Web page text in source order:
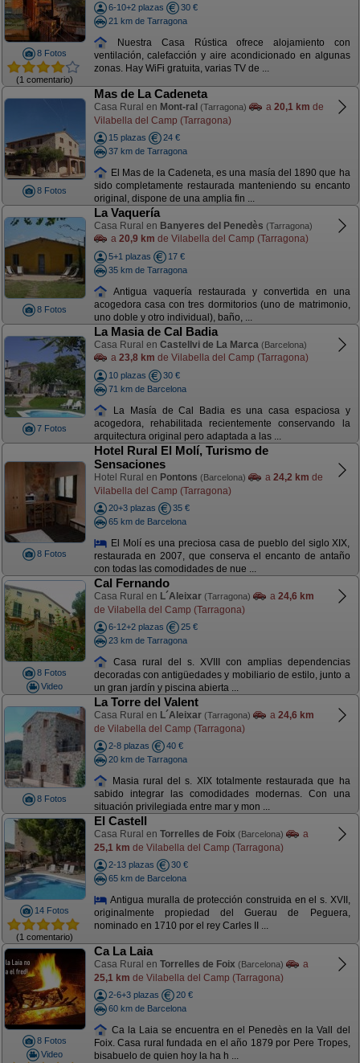
8 Fotos
(1 comentario)
6-10+2 plazas
30 €
21 km de Tarragona
Nuestra Casa Rústica ofrece alojamiento con
ventilación, calefacción y aire acondicionado en algunas
zonas. Hay WiFi gratuita, varias TV de ...
8 Fotos
Mas de La Cadeneta
Casa Rural en Mont-ral (Tarragona) a 20,1 km de
Vilabella del Camp (Tarragona)
15 plazas
24 €
37 km de Tarragona
El Mas de la Cadeneta, es una masía del 1890 que ha
sido completamente restaurada manteniendo su encanto
original, dispone de una amplia fin ...
8 Fotos
La Vaquería
Casa Rural en Banyeres del Penedès (Tarragona)
a 20,9 km de Vilabella del Camp (Tarragona)
5+1 plazas
17 €
35 km de Tarragona
Antigua vaquería restaurada y convertida en una
acogedora casa con tres dormitorios (uno de matrimonio,
uno doble y otro individual), baño, ...
7 Fotos
La Masia de Cal Badia
Casa Rural en Castellvi de La Marca (Barcelona)
a 23,8 km de Vilabella del Camp (Tarragona)
10 plazas
30 €
71 km de Barcelona
La Masía de Cal Badia es una casa espaciosa y
acogedora, rehabilitada recientemente conservando la
arquitectura original pero adaptada a las ...
8 Fotos
Hotel Rural El Molí, Turismo de
Sensaciones
Hotel Rural en Pontons (Barcelona) a 24,2 km de
Vilabella del Camp (Tarragona)
20+3 plazas
35 €
65 km de Barcelona
El Molí es una preciosa casa de pueblo del siglo XIX,
restaurada en 2007, que conserva el encanto de antaño
con todas las comodidades de nue ...
8 Fotos
Video
Cal Fernando
Casa Rural en L´Aleixar (Tarragona) a 24,6 km
de Vilabella del Camp (Tarragona)
6-12+2 plazas
25 €
23 km de Tarragona
Casa rural del s. XVIII con amplias dependencias
decoradas con antigüedades y mobiliario de estilo, junto a
un gran jardín y piscina abierta ...
8 Fotos
La Torre del Valent
Casa Rural en L´Aleixar (Tarragona) a 24,6 km
de Vilabella del Camp (Tarragona)
2-8 plazas
40 €
20 km de Tarragona
Masia rural del s. XIX totalmente restaurada que ha
sabido integrar las comodidades modernas. Con una
situación privilegiada entre mar y mon ...
14 Fotos
(1 comentario)
El Castell
Casa Rural en Torrelles de Foix (Barcelona)
a
25,1 km de Vilabella del Camp (Tarragona)
2-13 plazas
30 €
65 km de Barcelona
Antigua muralla de protección construida en el s. XVII,
originalmente propiedad del Guerau de Peguera,
nominado en 1710 por el rey Carles II ...
8 Fotos
Video
Ca La Laia
Casa Rural en Torrelles de Foix (Barcelona)
a
25,1 km de Vilabella del Camp (Tarragona)
2-6+3 plazas
20 €
60 km de Barcelona
Ca la Laia se encuentra en el Penedès en la Vall del
Foix. Casa rural fundada en el año 1879 por Pere Tropes,
bisabuelo de quien hoy la ha h ...